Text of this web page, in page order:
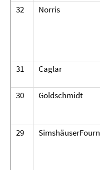
32
Norris
31
Caglar
30
Goldschmidt
29
SimshäuserFourn